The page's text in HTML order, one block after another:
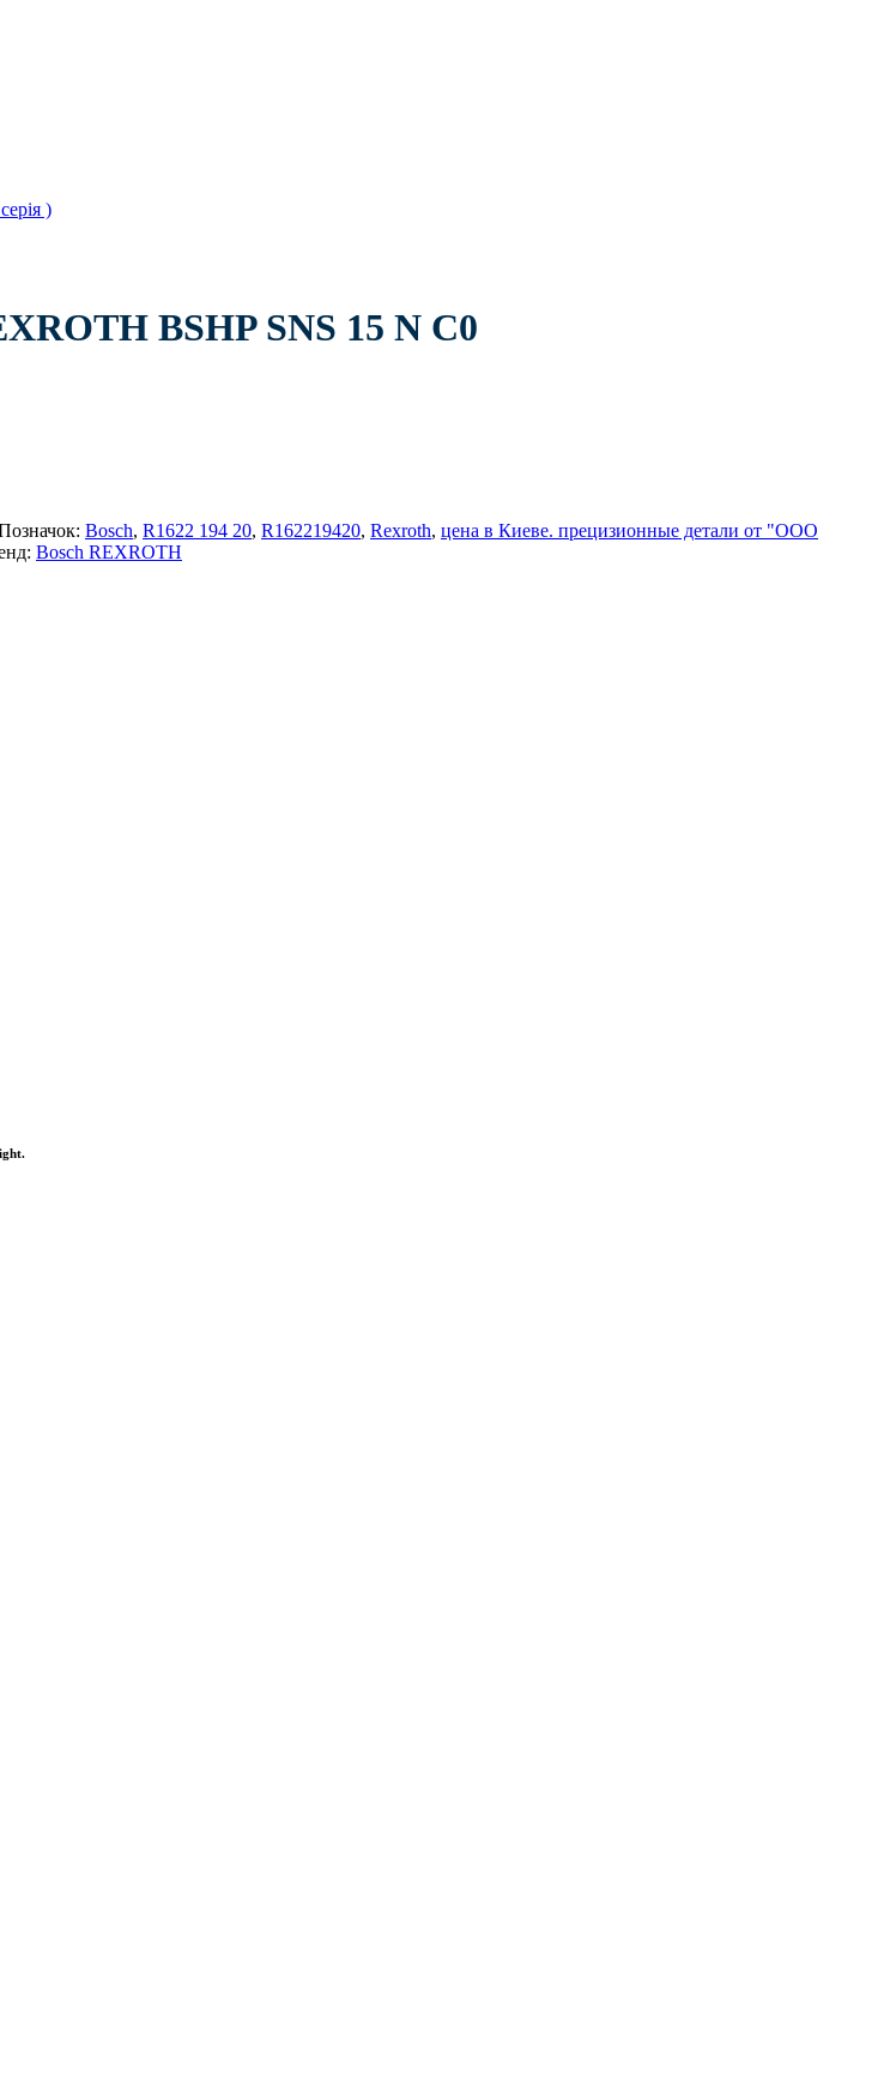
)
BSHP SNS 15 N С0
Bosch, R1622 194 20, R162219420, Rexroth, цена в Киеве. прецизионные детали от "ООО
Bosch REXROTH